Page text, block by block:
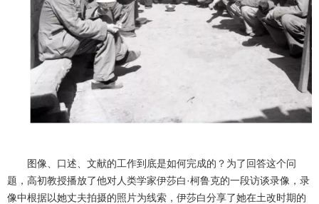
图像、口述、文献的工作到底是如何完成的？为了回答这个问
题，高初教授播放了他对人类学家伊莎白·柯鲁克的一段访谈录像，录
像中根据以她丈夫拍摄的照片为线索，伊莎白分享了她在土改时期的